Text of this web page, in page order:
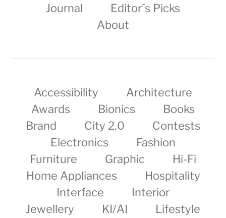
Journal
Editor´s Picks
About
Accessibility
Architecture
Awards
Bionics
Books
Brand
City 2.0
Contests
Electronics
Fashion
Furniture
Graphic
Hi-Fi
Home Appliances
Hospitality
Interface
Interior
Jewellery
KI/AI
Lifestyle